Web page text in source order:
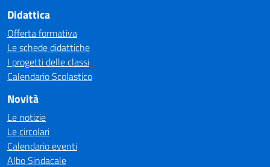
Didattica
Offerta formativa
Le schede didattiche
I progetti delle classi
Calendario Scolastico
Novità
Le notizie
Le circolari
Calendario eventi
Albo Sindacale